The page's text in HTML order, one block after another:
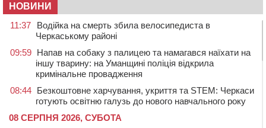
НОВИНИ
11:37
Водійка на смерть збила велосипедиста в
Черкаському районі
09:59 Напав на собаку з палицею та намагався наїхати на
іншу тварину: на Уманщині поліція відкрила
кримінальне провадження
08:44 Безкоштовне харчування, укриття та STEM: Черкаси
готують освітню галузь до нового навчального року
08 СЕРПНЯ 2026, СУБОТА